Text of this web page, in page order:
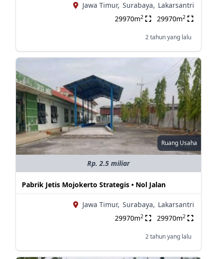
Jawa Timur, Surabaya, Lakarsantri
29970m2 29970m2
2 tahun yang lalu
Ruang Usaha
Rp. 2.5 miliar
Pabrik Jetis Mojokerto Strategis • Nol Jalan
Jawa Timur, Surabaya, Lakarsantri
29970m2 29970m2
2 tahun yang lalu